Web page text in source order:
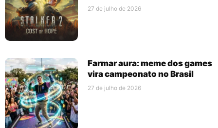
27 de julho de 2026
Farmar aura: meme dos games
vira campeonato no Brasil
27 de julho de 2026